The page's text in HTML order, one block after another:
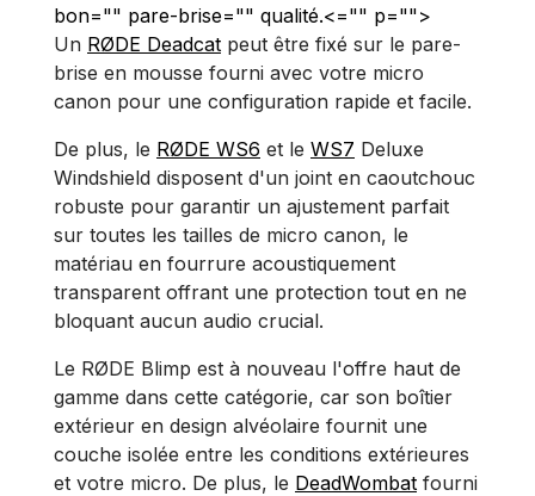
bon="" pare-brise="" qualité.<="" p="">
Un RØDE Deadcat peut être fixé sur le pare-
brise en mousse fourni avec votre micro
canon pour une configuration rapide et facile.
De plus, le RØDE WS6 et le WS7 Deluxe
Windshield disposent d'un joint en caoutchouc
robuste pour garantir un ajustement parfait
sur toutes les tailles de micro canon, le
matériau en fourrure acoustiquement
transparent offrant une protection tout en ne
bloquant aucun audio crucial.
Le RØDE Blimp est à nouveau l'offre haut de
gamme dans cette catégorie, car son boîtier
extérieur en design alvéolaire fournit une
couche isolée entre les conditions extérieures
et votre micro. De plus, le DeadWombat fourni